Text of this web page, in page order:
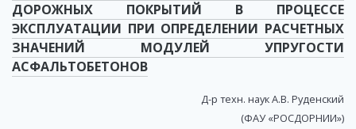
ДОРОЖНЫХ ПОКРЫТИЙ В ПРОЦЕССЕ
ЭКСПЛУАТАЦИИ ПРИ ОПРЕДЕЛЕНИИ РАСЧЕТНЫХ
ЗНАЧЕНИЙ МОДУЛЕЙ УПРУГОСТИ
АСФАЛЬТОБЕТОНОВ
Д-р техн. наук А.В. Руденский
(ФАУ «РОСДОРНИИ»)